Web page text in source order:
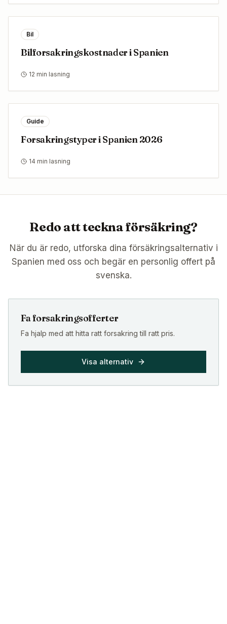
Bil
Bilforsakringskostnader i Spanien
12 min lasning
Guide
Forsakringstyper i Spanien 2026
14 min lasning
Redo att teckna försäkring?
När du är redo, utforska dina försäkringsalternativ i
Spanien med oss och begär en personlig offert på
svenska.
Fa forsakringsofferter
Fa hjalp med att hitta ratt forsakring till ratt pris.
Visa alternativ